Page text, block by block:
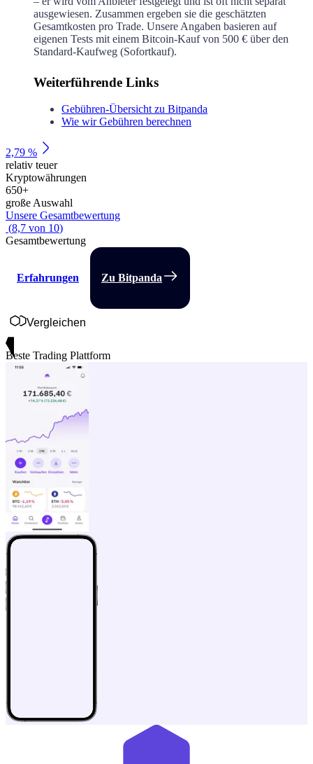
ausgewiesen. Zusammen ergeben sie die geschätzten
Gesamtkosten pro Trade. Unsere Angaben basieren auf
eigenen Tests mit einem Bitcoin-Kauf von 500 € über den
Standard-Kaufweg (Sofortkauf).
Weiterführende Links
Gebühren-Übersicht zu Bitpanda
Wie wir Gebühren berechnen
2,79 %
relativ teuer
Kryptowährungen
650+
große Auswahl
Unsere Gesamtbewertung
(8,7 von 10)
Gesamtbewertung
Erfahrungen Zu Bitpanda
Vergleichen
Beste Trading Plattform